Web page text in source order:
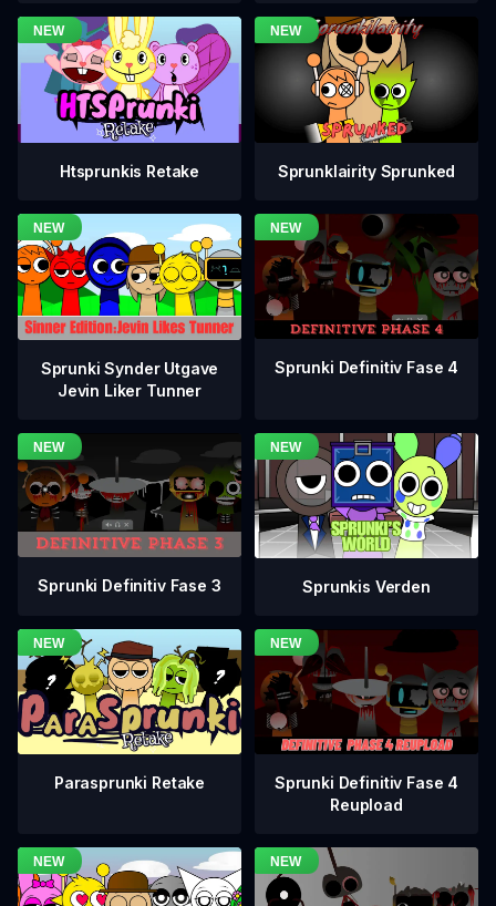
Htsprunkis Retake Sprunklairity Sprunked
Sprunki Synder Utgave
Jevin Liker Tunner
Sprunki Definitiv Fase 4
Sprunki Definitiv Fase 3 Sprunkis Verden
Parasprunki Retake
Sprunki Definitiv Fase 4
Reupload